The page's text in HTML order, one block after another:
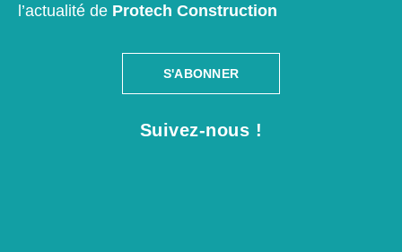
l’actualité de Protech Construction
S'ABONNER
Suivez-nous !